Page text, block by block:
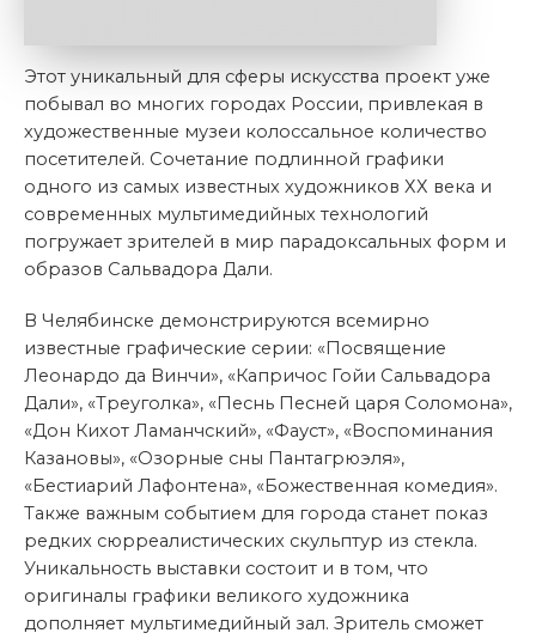
Этот уникальный для сферы искусства проект уже
побывал во многих городах России, привлекая в
художественные музеи колоссальное количество
посетителей. Сочетание подлинной графики
одного из самых известных художников ХХ века и
современных мультимедийных технологий
погружает зрителей в мир парадоксальных форм и
образов Сальвадора Дали.
В Челябинске демонстрируются всемирно
известные графические серии: «Посвящение
Леонардо да Винчи», «Капричос Гойи Сальвадора
Дали», «Треуголка», «Песнь Песней царя Соломона»,
«Дон Кихот Ламанчский», «Фауст», «Воспоминания
Казановы», «Озорные сны Пантагрюэля»,
«Бестиарий Лафонтена», «Божественная комедия».
Также важным событием для города станет показ
редких сюрреалистических скульптур из стекла.
Уникальность выставки состоит и в том, что
оригиналы графики великого художника
дополняет мультимедийный зал. Зритель сможет